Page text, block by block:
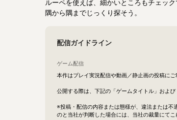
ルーペを使えば、細かいところもチェック
隅から隅までじっくり探そう。
配信ガイドライン
ゲーム配信
本作はプレイ実況配信や動画／静止画の投稿にご
公開する際は、下記の「ゲームタイトル」およ
※投稿・配信の内容または態様が、違法または不
のと当社が判断した場合には、当社の裁量にてこ